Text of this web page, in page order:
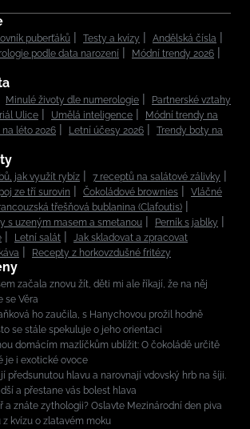
puberťáků Testy a kvízy
Andělská čísla
podle data narození
Módní trendy 2026
Minulé životy dle numerologie
Partnerské vztahy
Ulice Umělá inteligence
Módní trendy na
léto 2026 Letní účesy 2026
Trendy boty na
jak využít rybíz
7 receptů na salátové zálivky
ze tří surovin
Čokoládové brownies
Vláčné
třešňová bublanina (Clafoutis)
s uzeným masem a smetanou
Perník s jablky
Letní salát
Jak skladovat a zpracovat
Recepty z horkovzdušné fritézy
začala znovu žít, děti mi ale říkají, že na něj
se Věra
ho zaučila, s Hanychovou prožil hodně
se stále spekuluje o jeho orientaci
domácím mazlíčkům ublížit: O čokoládě určitě
je i exotické ovoce
předsunutou hlavu a narovnají vdovský hrb na šíji.
a přestane vás bolest hlava
a znáte zythologii? Oslavte Mezinárodní den piva
kvízu o zlatavém moku